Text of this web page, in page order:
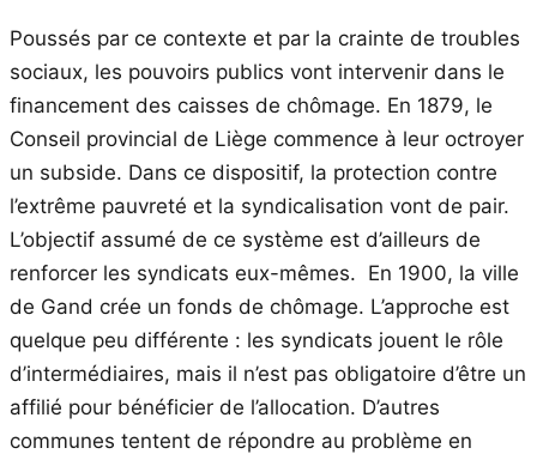
Poussés par ce contexte et par la crainte de troubles
sociaux, les pouvoirs publics vont intervenir dans le
financement des caisses de chômage. En 1879, le
Conseil provincial de Liège commence à leur octroyer
un subside. Dans ce dispositif, la protection contre
l’extrême pauvreté et la syndicalisation vont de pair.
L’objectif assumé de ce système est d’ailleurs de
renforcer les syndicats eux-mêmes. En 1900, la ville
de Gand crée un fonds de chômage. L’approche est
quelque peu différente : les syndicats jouent le rôle
d’intermédiaires, mais il n’est pas obligatoire d’être un
affilié pour bénéficier de l’allocation. D’autres
communes tentent de répondre au problème en